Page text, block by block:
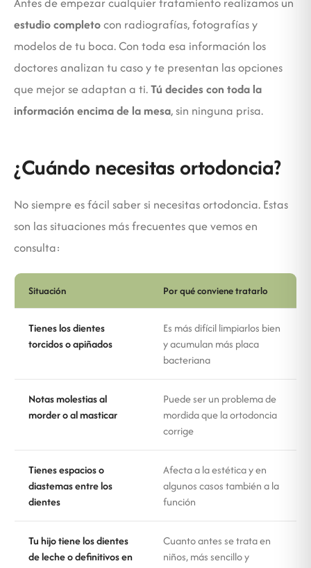
estudio completocon radiografías, fotografías y
modelos de tu boca. Con toda esa información los
doctores analizan tu caso y te presentan las opciones
que mejor se adaptan a ti.Tú decides con toda la
información encima de la mesa, sin ninguna prisa.
¿Cuándo necesitas ortodoncia?
No siempre es fácil saber si necesitas ortodoncia. Estas
son las situaciones más frecuentes que vemos en
consulta:
Situación Por qué conviene tratarlo
Tienes los dientes
torcidos o apiñados
Es más difícil limpiarlos bien
y acumulan más placa
bacteriana
Notas molestias al
morder o al masticar
Puede ser un problema de
mordida que la ortodoncia
corrige
Tienes espacios o
diastemas entre los
dientes
Afecta a la estética y en
algunos casos también a la
función
Tu hijo tiene los dientes
de leche o definitivos en
Cuanto antes se trata en
niños, más sencillo y